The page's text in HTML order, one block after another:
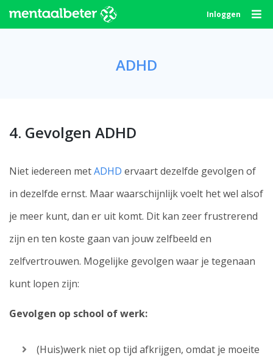
content
Inloggen
ADHD
4. Gevolgen ADHD
Niet iedereen metADHD ervaart dezelfde gevolgen of
in dezelfde ernst. Maar waarschijnlijk voelt het wel alsof
je meer kunt, dan er uit komt. Dit kan zeer frustrerend
zijn en ten koste gaan van jouw zelfbeeld en
zelfvertrouwen. Mogelijke gevolgen waar je tegenaan
kunt lopen zijn:
Gevolgen op school of werk:
(Huis)werk niet op tijd afkrijgen, omdat je moeite